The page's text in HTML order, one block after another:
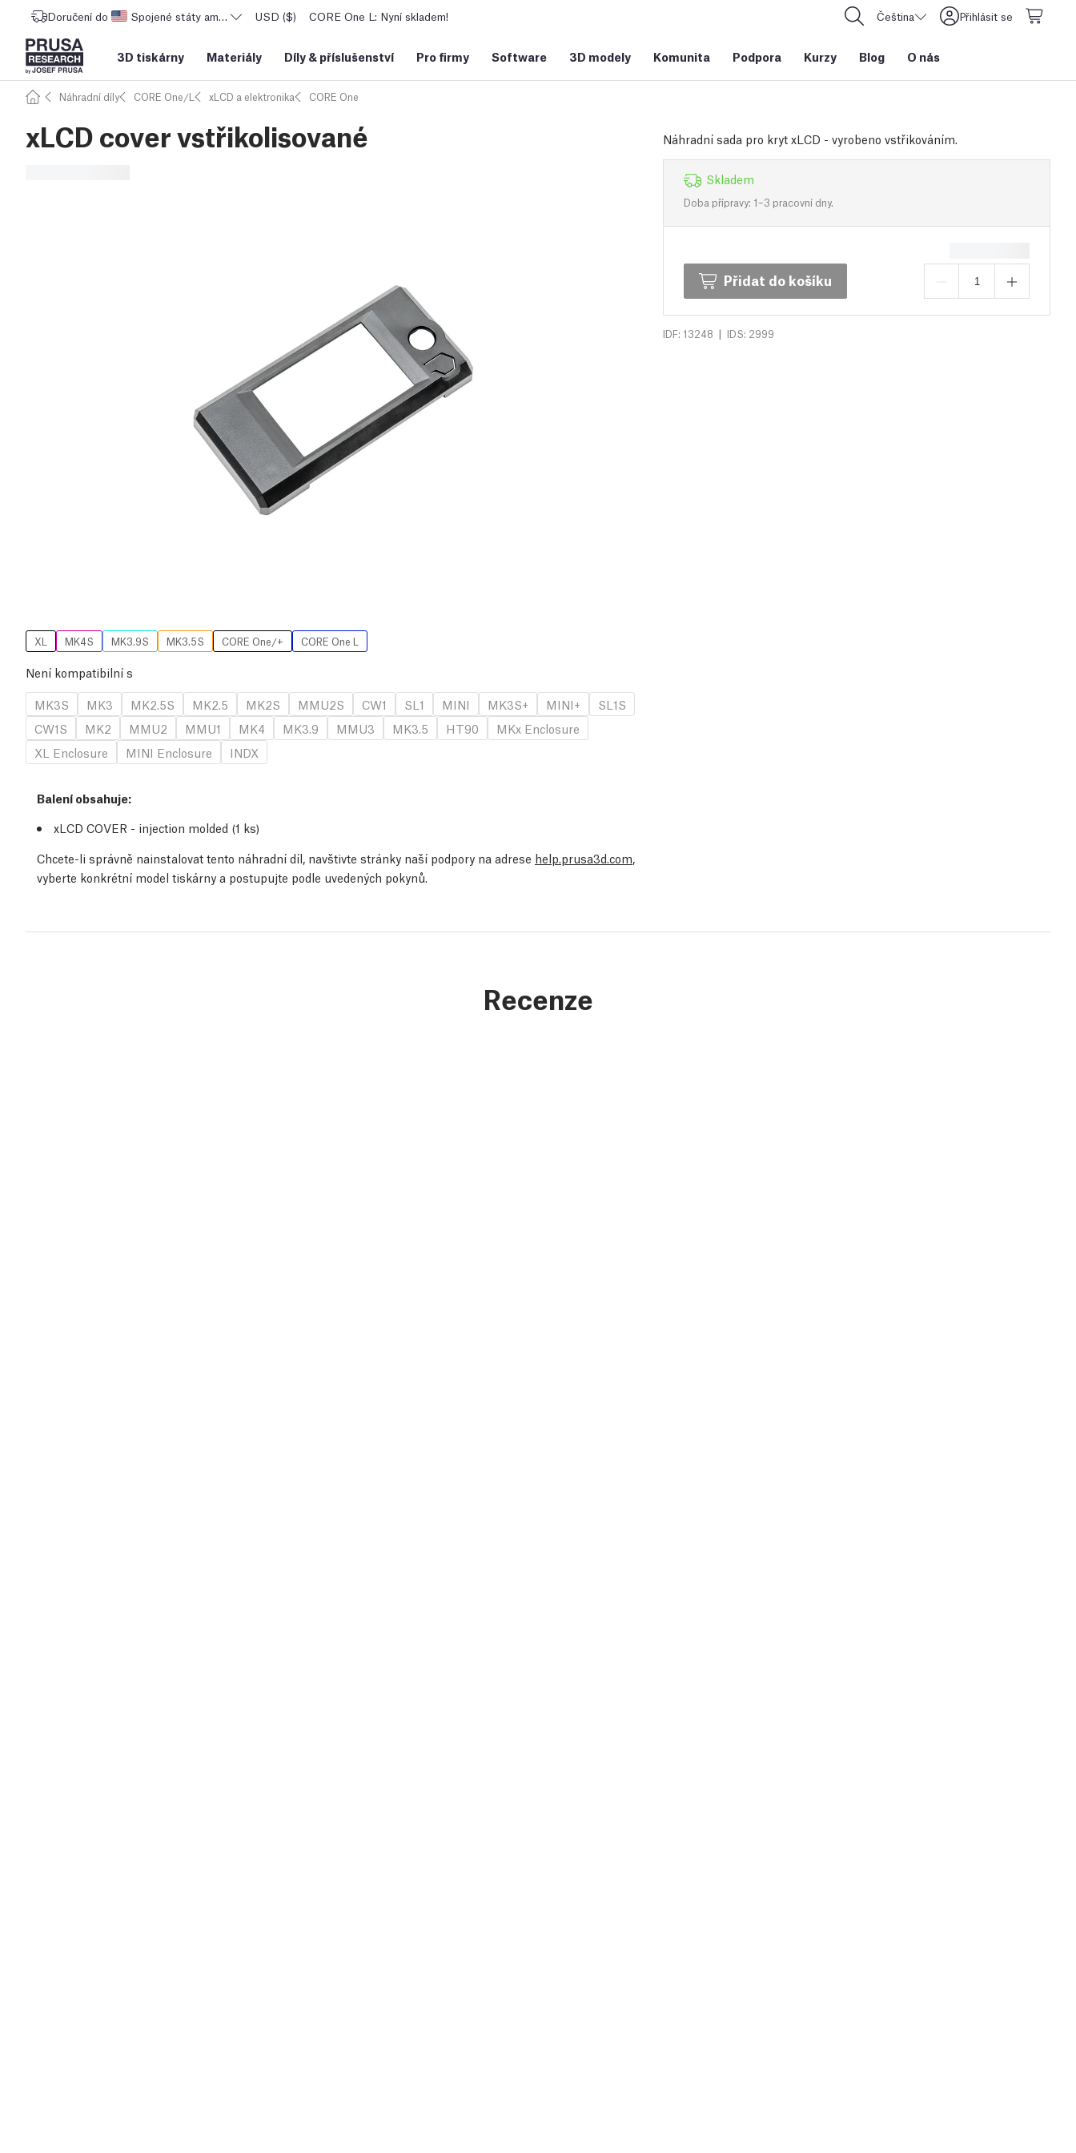
Doručení do Spojené státy americké USD ($) CORE One L: Nyní skladem! Čeština Přihlásit se
3D tiskárny Materiály Díly & příslušenství Pro firmy Software 3D modely Komunita Podpora Kurzy Blog O nás
Náhradní díly CORE One/L xLCD a elektronika CORE One
xLCD cover vstřikolisované Náhradní sada pro kryt xLCD - vyrobeno vstřikováním.
Skladem
Doba přípravy: 1–3 pracovní dny.
Přidat do košíku
IDF: 13248 | IDS: 2999
XL MK4S MK3.9S MK3.5S CORE One/+ CORE One L
Není kompatibilní s
MK3S
MK3 MK2.5S MK2.5 MK2S MMU2S CW1 SL1 MINI MK3S+ MINI+
SL1S
CW1S
MK2 MMU2 MMU1 MK4 MK3.9 MMU3 MK3.5 HT90
MKx Enclosure
XL Enclosure
MINI Enclosure INDX
Balení obsahuje:
xLCD COVER - injection molded (1 ks)
Chcete-li správně nainstalovat tento náhradní díl, navštivte stránky naší podpory na adrese help.prusa3d.com,
vyberte konkrétní model tiskárny a postupujte podle uvedených pokynů.
Recenze